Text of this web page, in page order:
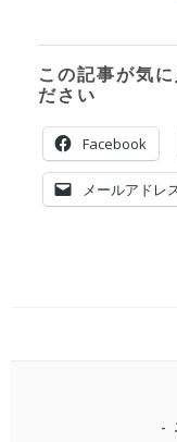
この記事が気
ださい
Facebook
メールアドレ